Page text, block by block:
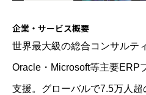
企業・サービス概要
世界最大級の総合コンサルテ
Oracle・Microsoft等主要ERP
支援。グローバルで7.5万人